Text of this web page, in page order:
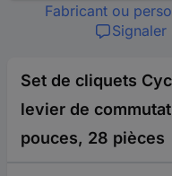
Fabricant ou
Set de cliquets
levier de
pouces, 28 pièces